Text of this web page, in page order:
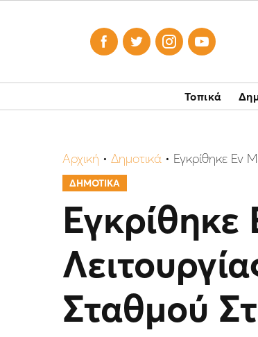
   
Τοπικά
Αρχική • Δημοτικά • Εγκρίθηκε Εν
ΔΗΜΟΤΙΚΑ
Σταθμού